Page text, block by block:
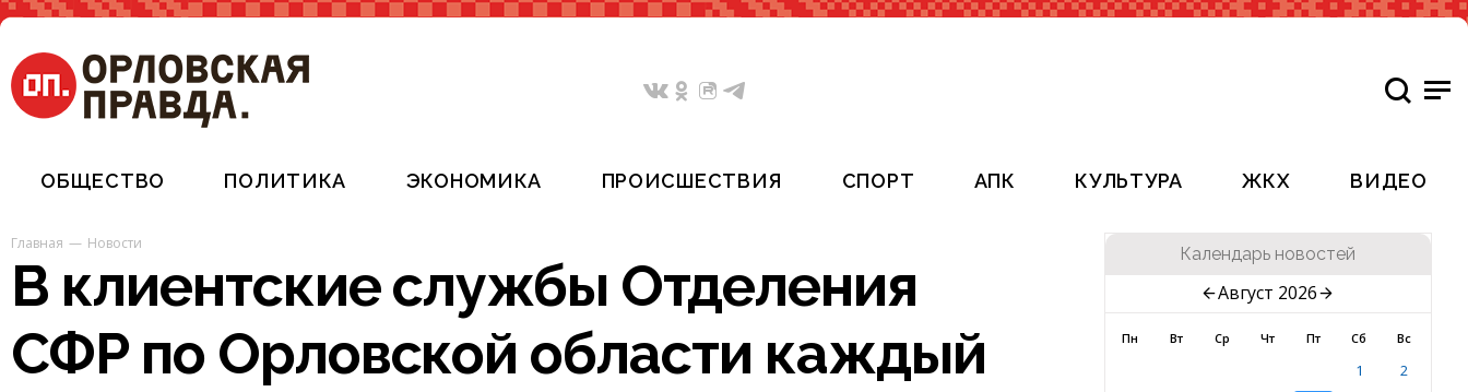
ОБЩЕСТВО ПОЛИТИКА ЭКОНОМИКА ПРОИСШЕСТВИЯ СПОРТ АПК КУЛЬТУРА ЖКХ ВИДЕО
Главная Новости
В клиентские службы Отделения
СФР по Орловской области каждый
Календарь новостей
Август 2026
Пн Вт Ср Чт Пт Сб Вс
1
2